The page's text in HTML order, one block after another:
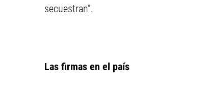
secuestran”.
Las firmas en el país